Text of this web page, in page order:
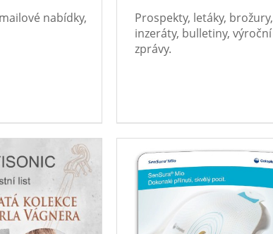
nabídky,
Prospekty, letáky, brožury,
inzeráty, bulletiny, výroční
zprávy.